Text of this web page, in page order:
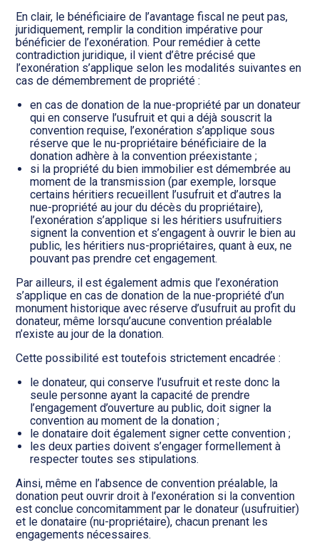
En clair, le bénéficiaire de l’avantage fiscal ne peut pas,
juridiquement, remplir la condition impérative pour
bénéficier de l’exonération. Pour remédier à cette
contradiction juridique, il vient d’être précisé que
l’exonération s’applique selon les modalités suivantes en
cas de démembrement de propriété :
en cas de donation de la nue-propriété par un donateur
qui en conserve l’usufruit et qui a déjà souscrit la
convention requise, l’exonération s’applique sous
réserve que le nu-propriétaire bénéficiaire de la
donation adhère à la convention préexistante ;
si la propriété du bien immobilier est démembrée au
moment de la transmission (par exemple, lorsque
certains héritiers recueillent l’usufruit et d’autres la
nue-propriété au jour du décès du propriétaire),
l’exonération s’applique si les héritiers usufruitiers
signent la convention et s’engagent à ouvrir le bien au
public, les héritiers nus-propriétaires, quant à eux, ne
pouvant pas prendre cet engagement.
Par ailleurs, il est également admis que l’exonération
s’applique en cas de donation de la nue-propriété d’un
monument historique avec réserve d’usufruit au profit du
donateur, même lorsqu’aucune convention préalable
n’existe au jour de la donation.
Cette possibilité est toutefois strictement encadrée :
le donateur, qui conserve l’usufruit et reste donc la
seule personne ayant la capacité de prendre
l’engagement d’ouverture au public, doit signer la
convention au moment de la donation ;
le donataire doit également signer cette convention ;
les deux parties doivent s’engager formellement à
respecter toutes ses stipulations.
Ainsi, même en l’absence de convention préalable, la
donation peut ouvrir droit à l’exonération si la convention
est conclue concomitamment par le donateur (usufruitier)
et le donataire (nu-propriétaire), chacun prenant les
engagements nécessaires.